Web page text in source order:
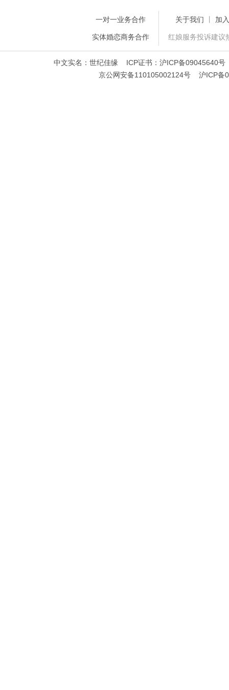
一对一业务合作
实体婚恋商务合作
关于我们 加
红娘服务投诉建
中文实名：世纪佳缘 ICP证书：沪ICP备09045640
京公网安备110105002124号 沪ICP备